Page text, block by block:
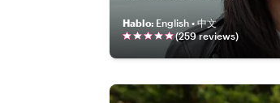
Hablo: English • 中文
(259reviews)